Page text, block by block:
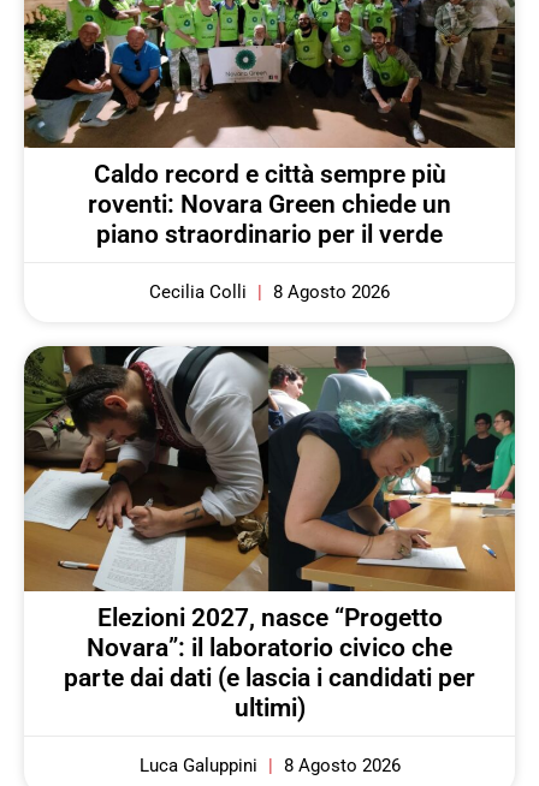
Caldo record e città sempre più
roventi: Novara Green chiede un
piano straordinario per il verde
Cecilia Colli 8 Agosto 2026
Elezioni 2027, nasce “Progetto
Novara”: il laboratorio civico che
parte dai dati (e lascia i candidati per
ultimi)
Luca Galuppini 8 Agosto 2026